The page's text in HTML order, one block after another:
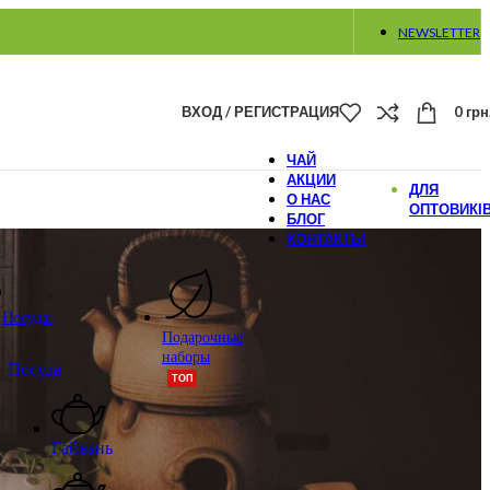
NEWSLETTER
ВХОД / РЕГИСТРАЦИЯ 0
Посуда
Посуда
Гайвань
Подарочные
наборы
ТОП
ЧАЙ
АКЦИИ
О НАС
БЛОГ
КОНТАКТЫ
ДЛЯ